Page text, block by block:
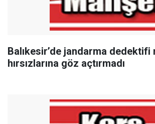
Balıkesir’de jandarma
hırsızlarına göz açtırmadı